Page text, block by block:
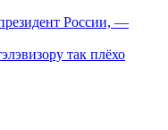
России, —
так плёхо